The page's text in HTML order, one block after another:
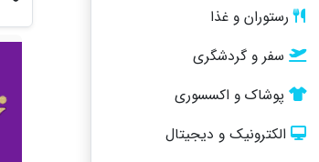
رستوران و غذا
سفر و گردشگری
پوشاک و اکسسوری
الکترونیک و دیجیتال